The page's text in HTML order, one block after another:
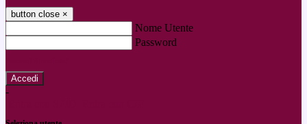
button close ×
Nome Utente
Password
-